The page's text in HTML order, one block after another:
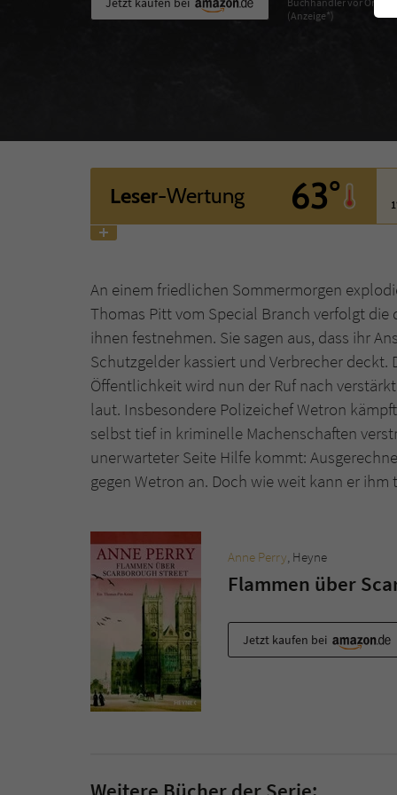
(Anzeige*)
Leser-Wertung 63°
An einem friedlichen Sommermorgen
Thomas Pitt vom Special Branch verfolgt
ihnen festnehmen. Sie sagen aus, dass ihr
Schutzgelder kassiert und Verbrecher
Öffentlichkeit wird nun der Ruf nach
laut. Insbesondere Polizeichef Wetron
selbst tief in kriminelle Machenschaften
unerwarteter Seite Hilfe kommt:
gegen Wetron an. Doch wie weit kann er ihm
Anne Perry, Heyne
Flammen über
Jetzt kaufen bei